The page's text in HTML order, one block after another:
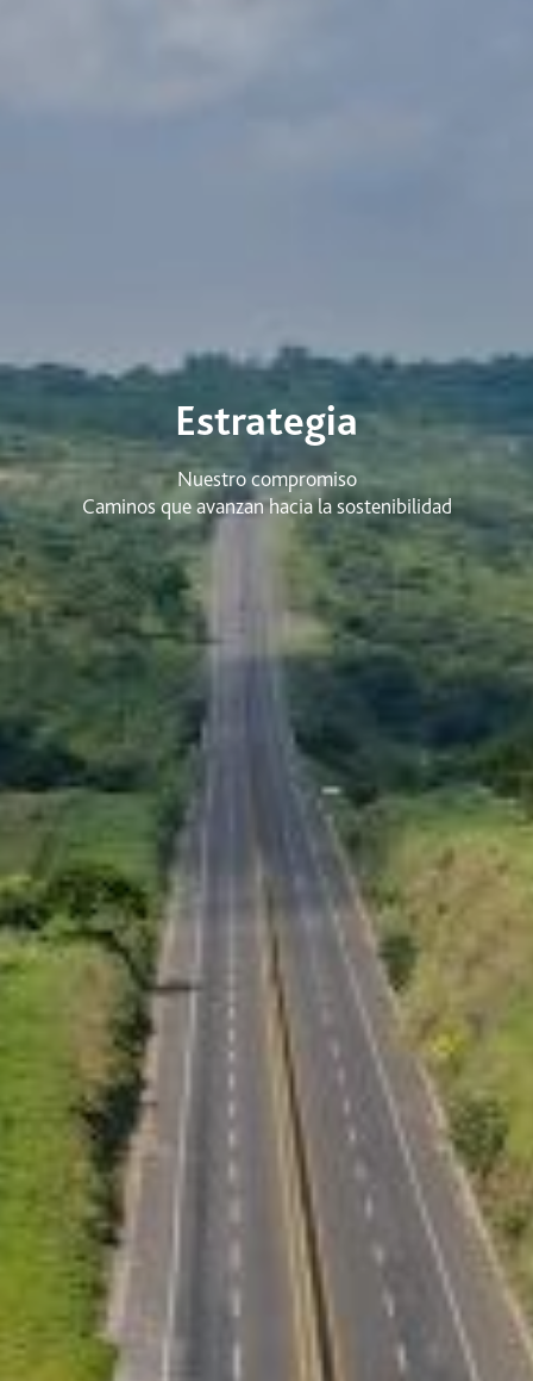
Estrategia
Nuestro compromiso
Caminos que avanzan hacia la sostenibilidad